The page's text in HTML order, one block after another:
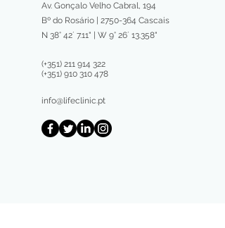
Av. Gonçalo Velho Cabral, 194
Bº do Rosário | 2750-364 Cascais
N 38° 42´ 7.11" | W 9° 26´ 13.358"
(+351) 211 914 322
(+351) 910 310 478
info@lifeclinic.pt